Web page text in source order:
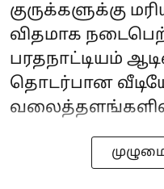
குருக்களுக்கு
விதமாக
பரதநாட்டியம்
தொடர்பான
வலைத்தளங்களில்